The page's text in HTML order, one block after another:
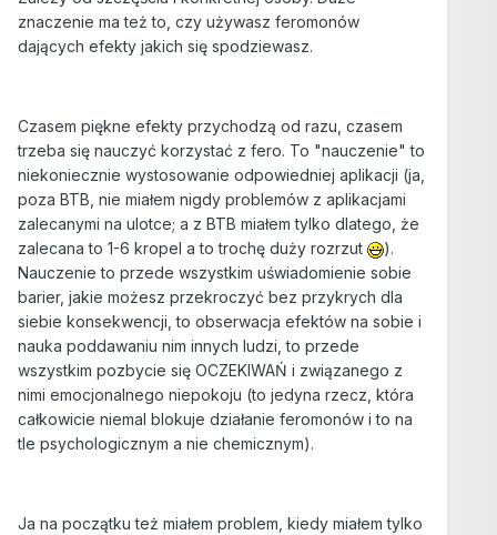
znaczenie ma też to, czy używasz feromonów
dających efekty jakich się spodziewasz.
Czasem piękne efekty przychodzą od razu, czasem
trzeba się nauczyć korzystać z fero. To "nauczenie" to
niekoniecznie wystosowanie odpowiedniej aplikacji (ja,
poza BTB, nie miałem nigdy problemów z aplikacjami
zalecanymi na ulotce; a z BTB miałem tylko dlatego, że
zalecana to 1-6 kropel a to trochę duży rozrzut
).
Nauczenie to przede wszystkim uświadomienie sobie
barier, jakie możesz przekroczyć bez przykrych dla
siebie konsekwencji, to obserwacja efektów na sobie i
nauka poddawaniu nim innych ludzi, to przede
wszystkim pozbycie się OCZEKIWAŃ i związanego z
nimi emocjonalnego niepokoju (to jedyna rzecz, która
całkowicie niemal blokuje działanie feromonów i to na
tle psychologicznym a nie chemicznym).
Ja na początku też miałem problem, kiedy miałem tylko